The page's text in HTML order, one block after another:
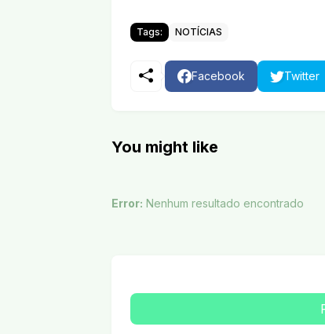
Tags: NOTÍCIAS
Facebook Twitter
You might like
Error: Nenhum resultado encontrado